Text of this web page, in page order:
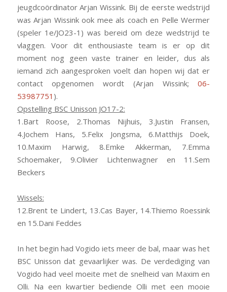
jeugdcoördinator Arjan Wissink. Bij de eerste wedstrijd
was Arjan Wissink ook mee als coach en Pelle Wermer
(speler 1e/JO23-1) was bereid om deze wedstrijd te
vlaggen. Voor dit enthousiaste team is er op dit
moment nog geen vaste trainer en leider, dus als
iemand zich aangesproken voelt dan hopen wij dat er
contact opgenomen wordt (Arjan Wissink;06-
53987751 ).
Opstelling BSC Unisson JO17-2:
1.Bart Roose, 2.Thomas Nijhuis, 3.Justin Fransen,
4.Jochem Hans, 5.Felix Jongsma, 6.Matthijs Doek,
10.Maxim Harwig, 8.Emke Akkerman, 7.Emma
Schoemaker, 9.Olivier Lichtenwagner en 11.Sem
Beckers
Wissels:
12.Brent te Lindert, 13.Cas Bayer, 14.Thiemo Roessink
en 15.Dani Feddes
In het begin had Vogido iets meer de bal, maar was het
BSC Unisson dat gevaarlijker was. De verdediging van
Vogido had veel moeite met de snelheid van Maxim en
Olli. Na een kwartier bediende Olli met een mooie